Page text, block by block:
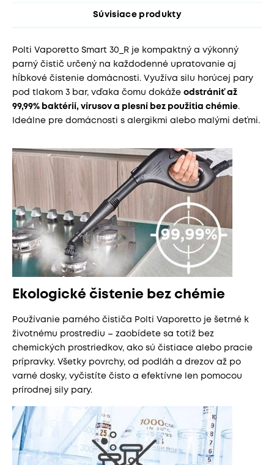
Súvisiace produkty
Polti Vaporetto Smart 30_R je kompaktný a výkonný
parný čistič určený na každodenné upratovanie aj
hĺbkové čistenie domácnosti. Využíva silu horúcej pary
pod tlakom 3 bar, vďaka čomu dokáže odstrániť až
99,99% baktérií, vírusov a plesní bez použitia chémie.
Ideálne pre domácnosti s alergikmi alebo malými deťmi.
Ekologické čistenie bez chémie
Používanie parného čističa Polti Vaporetto je šetrné k
životnému prostrediu – zaobídete sa totiž bez
chemických prostriedkov, ako sú čistiace alebo pracie
prípravky. Všetky povrchy, od podláh a drezov až po
varné dosky, vyčistíte čisto a efektívne len pomocou
prírodnej sily pary.